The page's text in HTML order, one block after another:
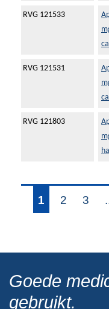
RVG 121533
RVG 121531
RVG 121803
1 2 3
Goede
gebruikt.